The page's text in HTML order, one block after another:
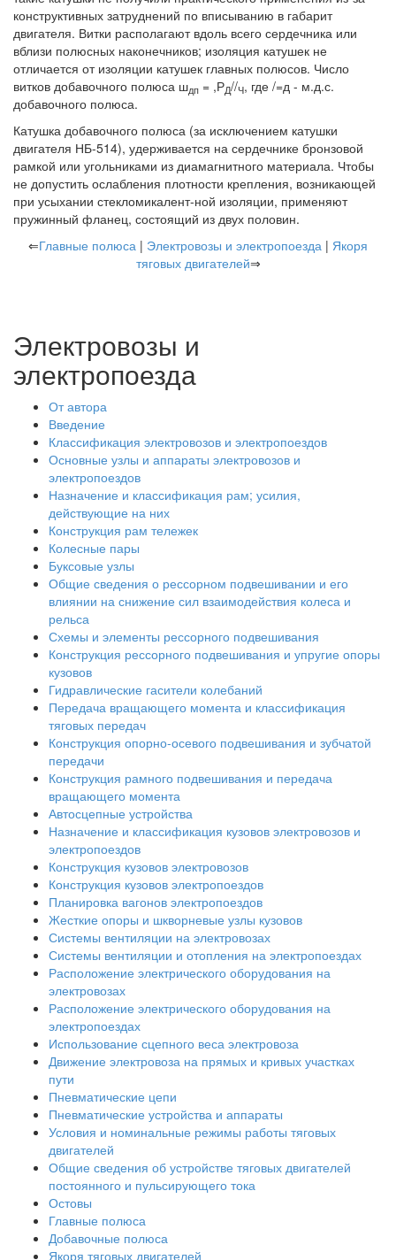
конструктивных затруднений по вписыванию в габарит
двигателя. Витки располагают вдоль всего сердечника или
вблизи полюсных наконечников; изоляция катушек не
отличается от изоляции катушек главных полюсов. Число
витков добавочного полюса шдп = ,РД//Ч, где /=д - м.д.с.
добавочного полюса.
Катушка добавочного полюса (за исключением катушки
двигателя НБ-514), удерживается на сердечнике бронзовой
рамкой или угольниками из диамагнитного материала. Чтобы
не допустить ослабления плотности крепления, возникающей
при усыхании стекломикалент-ной изоляции, применяют
пружинный фланец, состоящий из двух половин.
⇐Главные полюса | Электровозы и электропоезда | Якоря
тяговых двигателей⇒
Электровозы и
электропоезда
От автора
Введение
Классификация электровозов и электропоездов
Основные узлы и аппараты электровозов и
электропоездов
Назначение и классификация рам; усилия,
действующие на них
Конструкция рам тележек
Колесные пары
Буксовые узлы
Общие сведения о рессорном подвешивании и его
влиянии на снижение сил взаимодействия колеса и
рельса
Схемы и элементы рессорного подвешивания
Конструкция рессорного подвешивания и упругие опоры
кузовов
Гидравлические гасители колебаний
Передача вращающего момента и классификация
тяговых передач
Конструкция опорно-осевого подвешивания и зубчатой
передачи
Конструкция рамного подвешивания и передача
вращающего момента
Автосцепные устройства
Назначение и классификация кузовов электровозов и
электропоездов
Конструкция кузовов электровозов
Конструкция кузовов электропоездов
Планировка вагонов электропоездов
Жесткие опоры и шкворневые узлы кузовов
Системы вентиляции на электровозах
Системы вентиляции и отопления на электропоездах
Расположение электрического оборудования на
электровозах
Расположение электрического оборудования на
электропоездах
Использование сцепного веса электровоза
Движение электровоза на прямых и кривых участках
пути
Пневматические цепи
Пневматические устройства и аппараты
Условия и номинальные режимы работы тяговых
двигателей
Общие сведения об устройстве тяговых двигателей
постоянного и пульсирующего тока
Остовы
Главные полюса
Добавочные полюса
Якоря тяговых двигателей